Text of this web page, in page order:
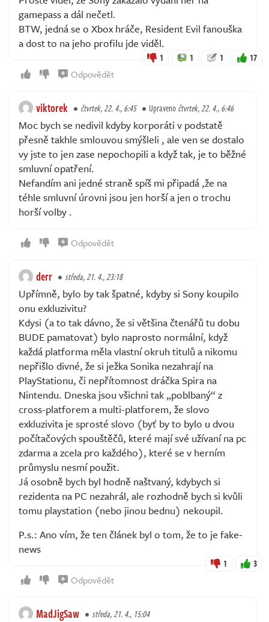
gamepass a dál nečetl.
BTW, jedná se o Xbox hráče, Resident Evil fanouška
a dost to na jeho profilu jde viděl.
1 1 1 17
Odpovědět
viktorek čtvrtek, 22. 4., 6:45 Upravenočtvrtek, 22. 4., 6:46
Moc bych se nedivil kdyby korporáti v podstatě
přesně takhle smlouvou smýšleli , ale ven se dostalo
vy jste to jen zase nepochopili a když tak, je to běžné
smluvní opatření.
Nefandím ani jedné straně spíš mi připadá ,že na
téhle smluvní úrovni jsou jen horší a jen o trochu
horší volby .
Odpovědět
derr středa, 21. 4., 23:18
Upřímně, bylo by tak špatné, kdyby si Sony koupilo
onu exkluzivitu?
Kdysi (a to tak dávno, že si většina čtenářů tu dobu
BUDE pamatovat) bylo naprosto normální, když
každá platforma měla vlastní okruh titulů a nikomu
nepřišlo divné, že si ježka Sonika nezahrají na
PlayStationu, či nepřítomnost dráčka Spira na
Nintendu. Dneska jsou všichni tak „poblbaný“ z
cross-platforem a multi-platforem, že slovo
exkluzivita je sprosté slovo (byť by to bylo u dvou
počítačových spouštěčů, které mají své užívaní na pc
zdarma a zcela pro každého), které se v herním
průmyslu nesmí použit.
Já osobně bych byl hodně naštvaný, kdybych si
rezidenta na PC nezahrál, ale rozhodně bych si kvůli
tomu playstation (nebo jinou bednu) nekoupil.
P.s.: Ano vím, že ten článek byl o tom, že to je fake-
news
1 3
Odpovědět
MadJigSaw středa, 21. 4., 15:04